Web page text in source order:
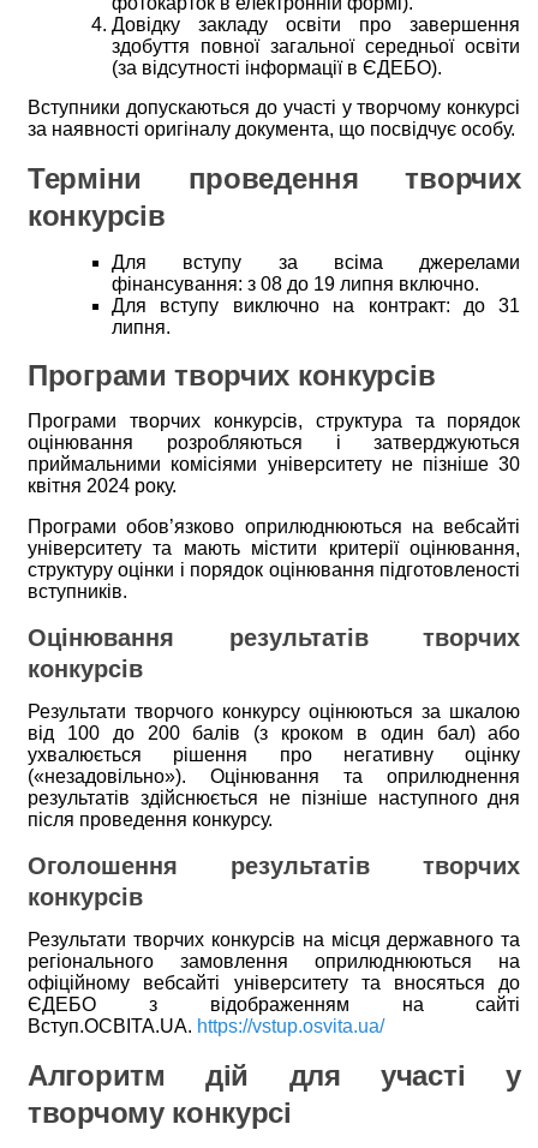
Довідку закладу освіти про завершення
здобуття повної загальної середньої освіти
(за відсутності інформації в ЄДЕБО).
Вступники допускаються до участі у творчому конкурсі
за наявності оригіналу документа, що посвідчує особу.
Терміни проведення творчих
конкурсів
Для вступу за всіма джерелами
фінансування: з 08 до 19 липня включно.
Для вступу виключно на контракт: до 31
липня.
Програми творчих конкурсів
Програми творчих конкурсів, структура та порядок
оцінювання розробляються і затверджуються
приймальними комісіями університету не пізніше 30
квітня 2024 року.
Програми обов’язково оприлюднюються на вебсайті
університету та мають містити критерії оцінювання,
структуру оцінки і порядок оцінювання підготовленості
вступників.
Оцінювання результатів творчих
конкурсів
Результати творчого конкурсу оцінюються за шкалою
від 100 до 200 балів (з кроком в один бал) або
ухвалюється рішення про негативну оцінку
(«незадовільно»). Оцінювання та оприлюднення
результатів здійснюється не пізніше наступного дня
після проведення конкурсу.
Оголошення результатів творчих
конкурсів
Результати творчих конкурсів на місця державного та
регіонального замовлення оприлюднюються на
офіційному вебсайті університету та вносяться до
ЄДЕБО з відображенням на сайті
Вступ.ОСВІТА.UA. https://vstup.osvita.ua/
Алгоритм дій для участі у
творчому конкурсі